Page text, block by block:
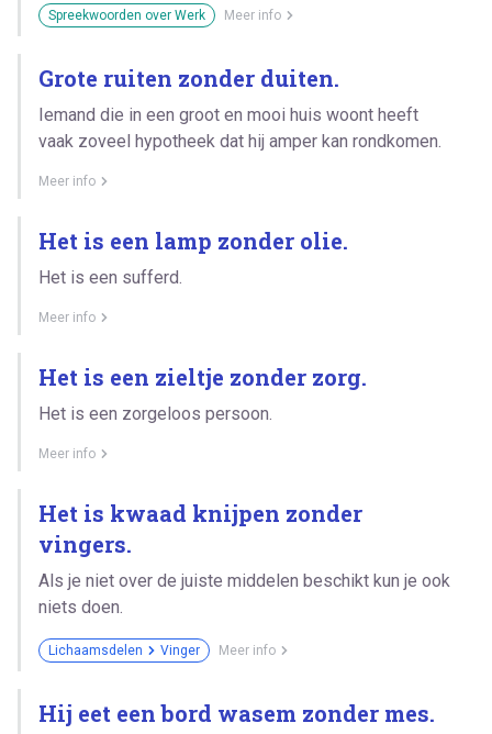
Spreekwoorden over Werk Meer info
Grote ruiten zonder duiten.
Iemand die in een groot en mooi huis woont heeft
vaak zoveel hypotheek dat hij amper kan rondkomen.
Meer info
Het is een lamp zonder olie.
Het is een sufferd.
Meer info
Het is een zieltje zonder zorg.
Het is een zorgeloos persoon.
Meer info
Het is kwaad knijpen zonder
vingers.
Als je niet over de juiste middelen beschikt kun je ook
niets doen.
Lichaamsdelen Vinger Meer info
Hij eet een bord wasem zonder mes.